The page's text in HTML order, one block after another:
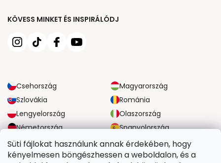
Süti fájlokat használunk annak érdekében, hogy
kényelmesen böngészhessen a weboldalon, és a
KÖVESS MINKET ÉS INSPIRÁLÓDJ
Csehország
Magyarország
Szlovákia
Románia
Lengyelország
Olaszország
Németország
Spanyolország
Nagy-Britannia
Ausztria